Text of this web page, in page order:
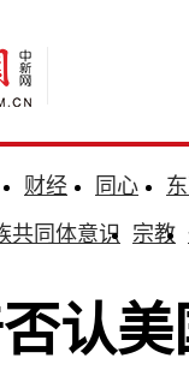
财经 同心
共同体意识
宗教
认